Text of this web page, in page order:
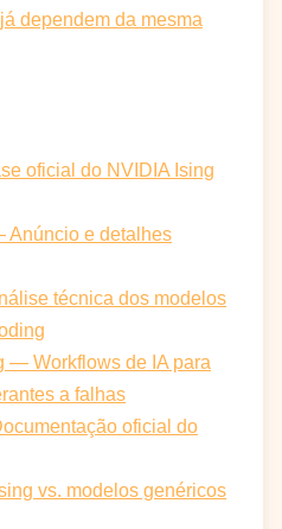
dependem da mesma
oficial do NVIDIA Ising
Anúncio e detalhes
técnica dos modelos
— Workflows de IA para
a falhas
oficial do
vs. modelos genéricos